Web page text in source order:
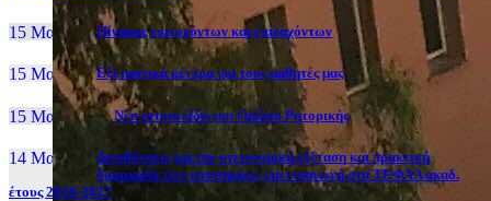
15 Μαι, 26 Πίνακας επιτυχόντων και επιλαχόντων
15 Μαι, 26 Εξεταστικά κέντρα για τους μαθητές μας
15 Μαι, 2026 Νέα ιστοσελίδα του Ομίλου Ρητορικής
14 Μαι, 26
Διευθύνσεις για την υγειονομική εξέταση και πρακτική
δοκιμασία των υποψηφίων για εισαγωγή στα ΤΕΦΑΑ ακαδ.
έτους 2026-2027